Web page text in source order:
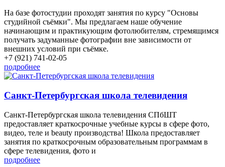
На базе фотостудии проходят занятия по курсу "Основы
студийной съёмки". Мы предлагаем наше обучение
начинающим и практикующим фотолюбителям, стремящимся
получать задуманные фотографии вне зависимости от
внешних условий при съёмке.
+7 (921) 741-02-05
подробнее
Санкт-Петербургская школа телевидения
Санкт-Петербургская школа телевидения СПбШТ
предоставляет краткосрочные учебные курсы в сфере фото,
видео, теле и beauty производства! Школа предоставляет
занятия по краткосрочным образовательным программам в
сфере телевидения, фото и
подробнее